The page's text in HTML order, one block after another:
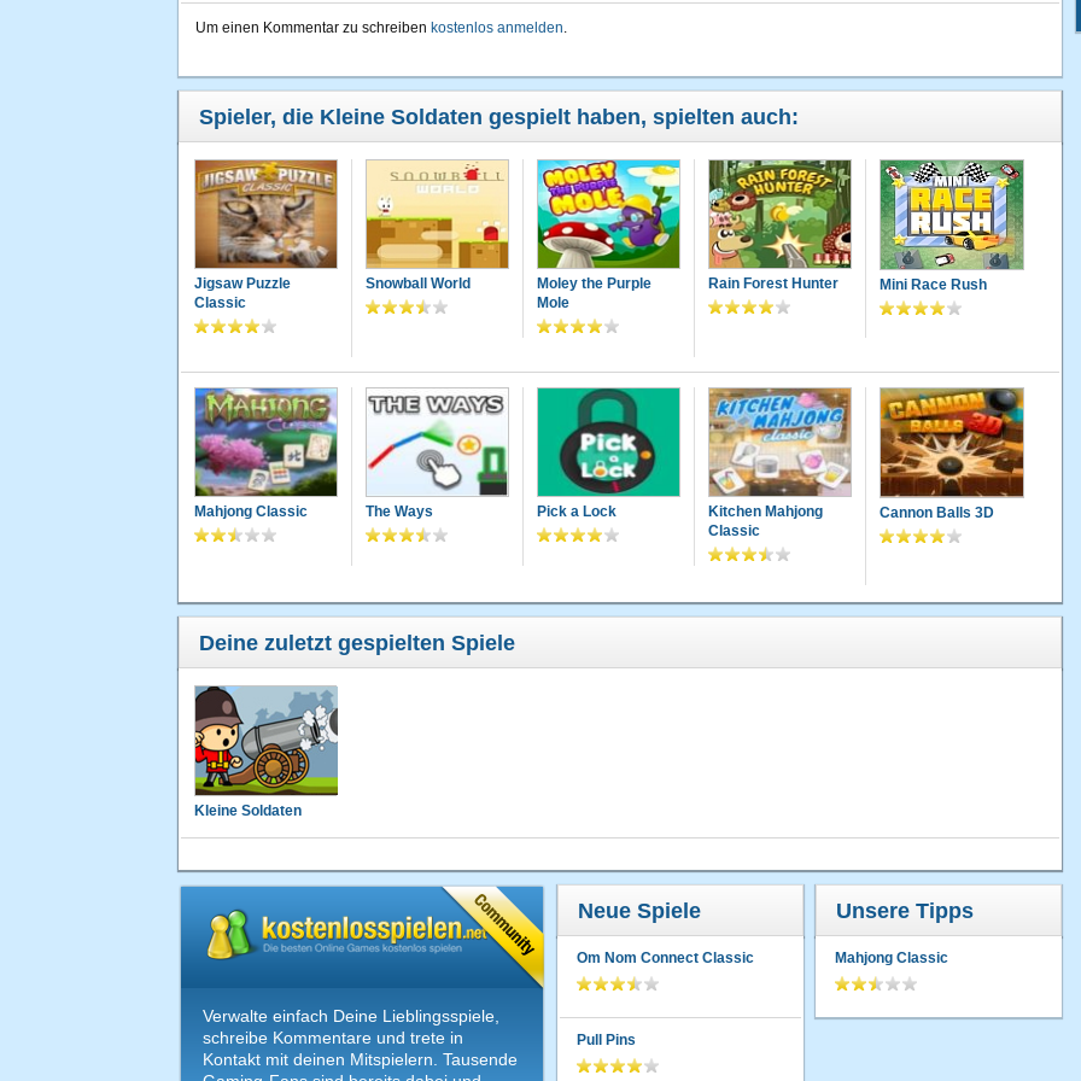
Um einen Kommentar zu schreiben kostenlos anmelden.
Spieler, die Kleine Soldaten gespielt haben, spielten auch:
Jigsaw Puzzle
Classic
Snowball World
Moley the Purple
Mole
Rain Forest Hunter Mini Race Rush
Mahjong Classic The Ways Pick a Lock
Kitchen Mahjong
Classic
Cannon Balls 3D
Deine zuletzt gespielten Spiele
Kleine Soldaten
Verwalte einfach Deine Lieblingsspiele,
schreibe Kommentare und trete in
Kontakt mit deinen Mitspielern. Tausende
Neue Spiele
Om Nom Connect Classic
Pull Pins
Unsere Tipps
Mahjong Classic